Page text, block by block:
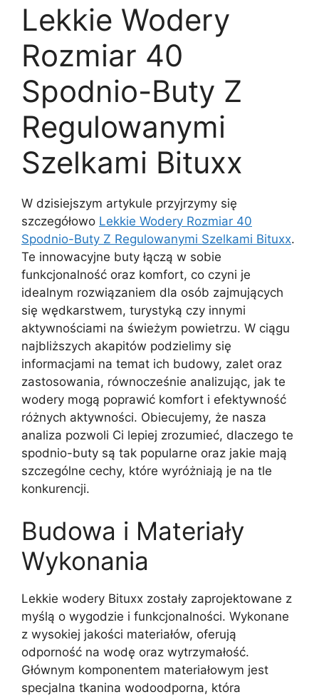
Lekkie Wodery
Rozmiar 40
Spodnio-Buty Z
Regulowanymi
Szelkami Bituxx
W dzisiejszym artykule przyjrzymy się
szczegółowo Lekkie Wodery Rozmiar 40
Spodnio-Buty Z Regulowanymi Szelkami Bituxx.
Te innowacyjne buty łączą w sobie
funkcjonalność oraz komfort, co czyni je
idealnym rozwiązaniem dla osób zajmujących
się wędkarstwem, turystyką czy innymi
aktywnościami na świeżym powietrzu. W ciągu
najbliższych akapitów podzielimy się
informacjami na temat ich budowy, zalet oraz
zastosowania, równocześnie analizując, jak te
wodery mogą poprawić komfort i efektywność
różnych aktywności. Obiecujemy, że nasza
analiza pozwoli Ci lepiej zrozumieć, dlaczego te
spodnio-buty są tak popularne oraz jakie mają
szczególne cechy, które wyróżniają je na tle
konkurencji.
Budowa i Materiały
Wykonania
Lekkie wodery Bituxx zostały zaprojektowane z
myślą o wygodzie i funkcjonalności. Wykonane
z wysokiej jakości materiałów, oferują
odporność na wodę oraz wytrzymałość.
Głównym komponentem materiałowym jest
specjalna tkanina wodoodporna, która